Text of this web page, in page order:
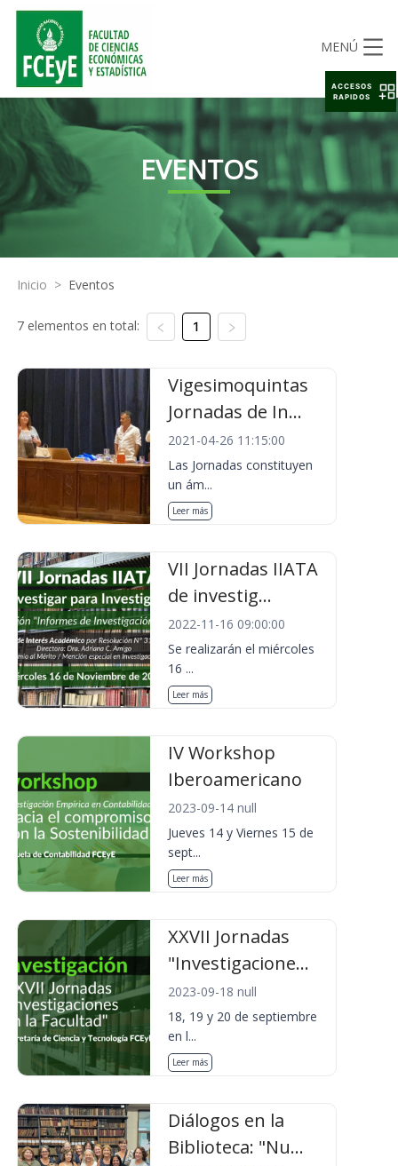
MENÚ
EVENTOS
Inicio > Eventos
7 elementos en total: 1
Vigesimoquintas
Jornadas de In...
2021-04-26 11:15:00
Las Jornadas constituyen
un ám...
Leer más
VII Jornadas IIATA
de investig...
2022-11-16 09:00:00
Se realizarán el miércoles
16 ...
Leer más
IV Workshop
Iberoamericano
2023-09-14 null
Jueves 14 y Viernes 15 de
sept...
Leer más
XXVII Jornadas
"Investigacione...
2023-09-18 null
18, 19 y 20 de septiembre
en l...
Leer más
Diálogos en la
Biblioteca: "Nu...
ACCESOS
RAPIDOS